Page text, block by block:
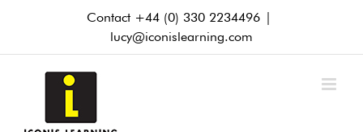
Contact +44 (0) 330 2234496 |
lucy@iconislearning.com